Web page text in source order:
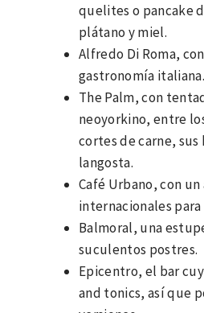
quelites o pancake
plátano y miel.
Alfredo Di Roma,
gastronomía italiana.
The Palm, con
neoyorkino, entre
cortes de carne, sus
langosta.
Café Urbano, con
internacionales
Balmoral, una
suculentos postres.
Epicentro, el bar
and tonics, así que